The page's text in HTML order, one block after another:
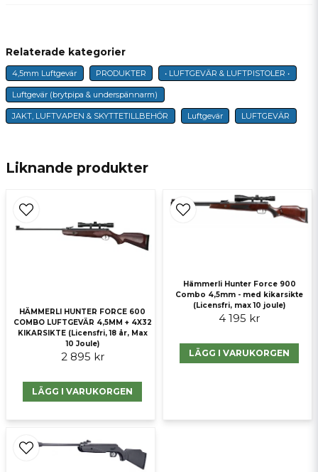
name
Namn
Ja, ni får publicera min fråga
Skicka fråga
Liknande produkter
HÄMMERLI HUNTER FORCE 600
COMBO LUFTGEVÄR 4,5MM + 4X32
KIKARSIKTE (Licensfri, 18 år, Max
10 Joule)
2 895 kr
LÄGG I VARUKORGEN
Hämmerli Hunter Force 900
Combo 4,5mm - med kikarsikte
(Licensfri, max 10 joule)
4 195 kr
LÄGG I VARUKORGEN
Relaterade kategorier
4,5mm Luftgevär PRODUKTER • LUFTGEVÄR & LUFTPISTOLER •
Luftgevär (brytpipa & underspännarm)
JAKT, LUFTVAPEN & SKYTTETILLBEHÖR Luftgevär LUFTGEVÄR